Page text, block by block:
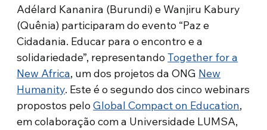
Adélard Kananira (Burundi) e Wanjiru Kabury
(Quênia) participaram do evento “Paz e
Cidadania. Educar para o encontro e a
solidariedade”, representandoTogether for a
New Africa, um dos projetos da ONG New
Humanity. Este é o segundo dos cinco webinars
propostos peloGlobal Compact on Education,
em colaboração com a Universidade LUMSA,